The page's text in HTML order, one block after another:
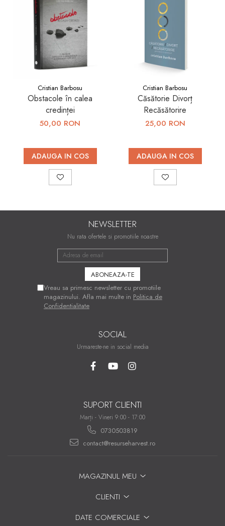
Cristian Barbosu
Obstacole în calea
credinței
50,00 RON
ADAUGA IN COS
Cristian Barbosu
Căsătorie Divorț
Recăsătorire
25,00 RON
ADAUGA IN COS
NEWSLETTER
Nu rata ofertele si promotiile noastre
Vreau sa primesc newsletter cu promotiile
magazinului. Afla mai multe in Politica de
Confidentialitate
SOCIAL
Urmareste-ne in social media
SUPORT CLIENTI
Marți - Vineri 9:00 - 17:00
0730503819
contact@resurseharvest.ro
MAGAZINUL MEU
CLIENTI
DATE COMERCIALE